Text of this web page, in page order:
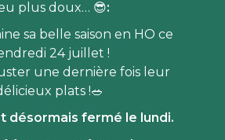
Odette ma fille
méditerranéenne !
Event Facebook
plus doux… 😎:
sa belle saison en HO ce
24 juillet !
une dernière fois leur
plats !🥗
désormais fermé le lundi.